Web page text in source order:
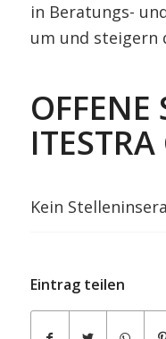
in Beratungs-
um und steigern
OFFENE
Kein
Eintrag teilen